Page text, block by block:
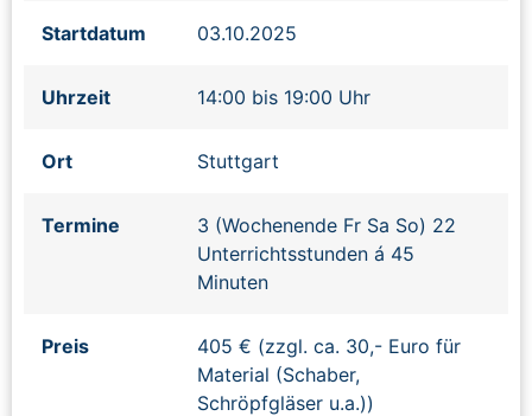
Startdatum 03.10.2025
Uhrzeit 14:00 bis 19:00 Uhr
Ort Stuttgart
Termine
3 (Wochenende Fr Sa So) 22
Unterrichtsstunden á 45
Minuten
Preis
405 € (zzgl. ca. 30,- Euro für
Material (Schaber,
Schröpfgläser u.a.))